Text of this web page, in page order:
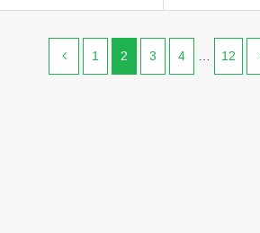
1 2 3 4 … 12